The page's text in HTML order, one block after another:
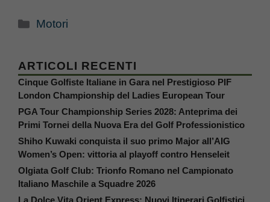
Categorie
Motori
ARTICOLI RECENTI
Cinque Golfiste Italiane in Gara nel Prestigioso PIF
London Championship del Ladies European Tour
PGA Tour Championship Series 2028: Anteprima dei
Primi Tornei della Nuova Era del Golf Professionistico
Shiho Kuwaki conquista il suo primo Major all’AIG
Women’s Open: vittoria al playoff contro Henseleit
Olgiata Golf Club: Trionfo Romano nel Campionato
Italiano Maschile a Squadre 2026